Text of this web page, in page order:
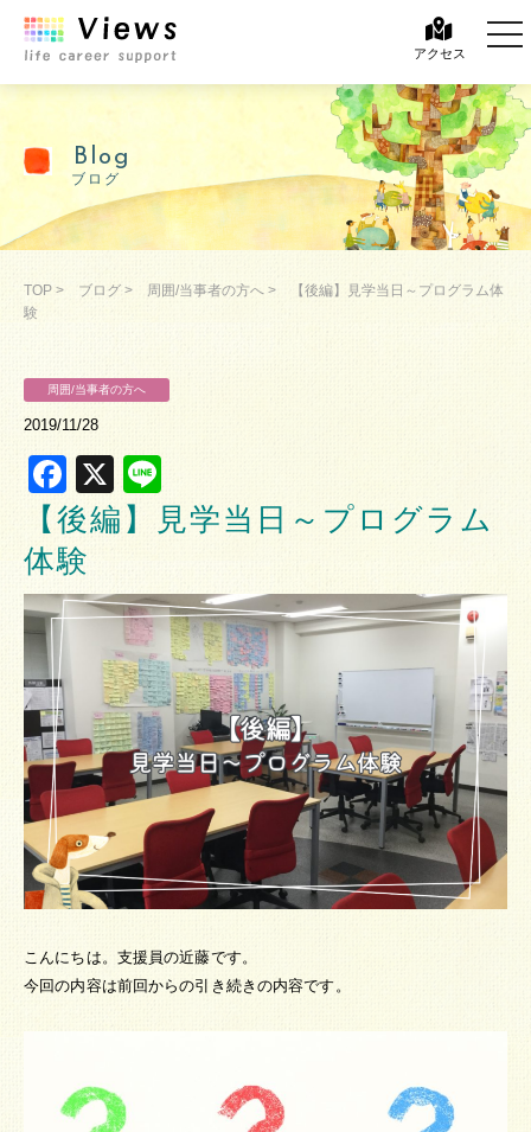
アクセス
Blog
ブログ
TOP > ブログ > 周囲/当事者の方へ >
【後編】見学当日～プログラム体
験
周囲/当事者の方へ
2019/11/28
Facebook
X
【後編】見学当日～プログラム
体験
こんにちは。支援員の近藤です。
今回の内容は前回からの引き続きの内容です。